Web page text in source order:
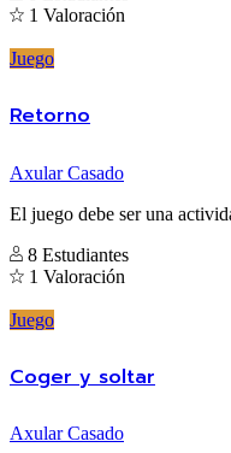
1 Valoración
Juego
Retorno
Axular Casado
El juego debe ser una
8 Estudiantes
1 Valoración
Juego
Coger y soltar
Axular Casado